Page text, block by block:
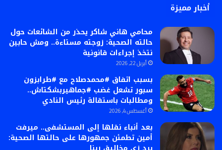
أخبار مميزة
محامي هاني شاكر يحذر من الشائعات حول
حالته الصحية: زوجته مستاءة.. ومش حابين
نتخذ إجراءات قانونية
أبريل 22, 2026
بسبب اتفاق #محمدصلاح مع #طرابزون
سبور تشعل غضب #جماهيربشكتاش..
ومطالبات باستقالة رئيس النادي
أغسطس 4, 2026
بعد أنباء نقلها إلى المستشفى.. ميرفت
أمين تطمئن جمهورها على حالتها الصحية: